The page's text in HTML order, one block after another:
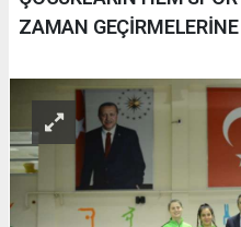
ZAMAN